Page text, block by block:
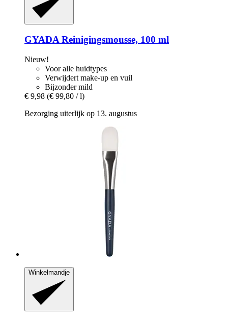
GYADA Reinigingsmousse, 100 ml
Nieuw!
Voor alle huidtypes
Verwijdert make-up en vuil
Bijzonder mild
€ 9,98 (€ 99,80 / l)
Bezorging uiterlijk op 13. augustus
Winkelmandje